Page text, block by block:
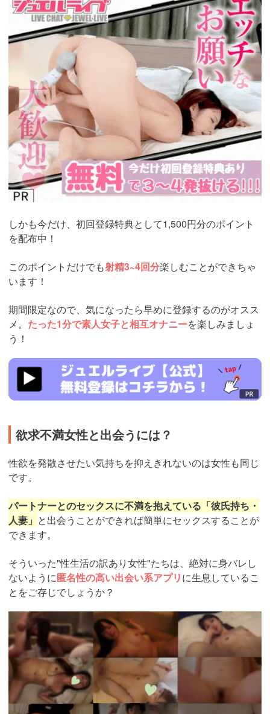
live.tv/LiveChat/acs.php?
si=jwchatt&pid=MLA5661_0004&pa=lp40.php
しかも今だけ、初回登録特典として1,500円分のポイント
を配布中！
このポイントだけでも射精3~4回分楽しむことができちゃ
います！
期間限定なので、気になったら早めに登録するのがオスス
メ。 たった1分で素人女子と相互オナニーを楽しみましょ
う！
https://www.j-
live.tv/LiveChat/acs.php?
si=jwchatt&pid=MLA5661_0004&pa=lp40.php
欲求不満女性と出会うには？
性欲を発散させたい気持ちを抑えきれないのは女性も同じ
です。
パートナーとのセックスに不満を抱えている「彼氏持ち・
人妻」 と出会うことができれば簡単にセックスすることが
できます。
そういった"性生活の訳あり女性"たちは、絶対に身バレし
ないように匿名性の高い出会い系アプリに生息しているこ
とをご存じでしょうか？
https://pcmax.jp/lp/?
ad_id=rm327007